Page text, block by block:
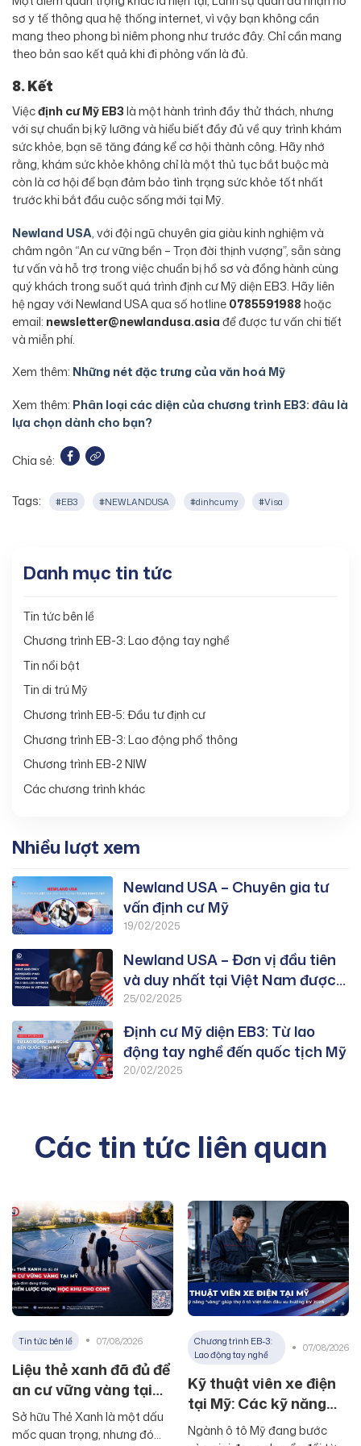
sơ y tế thông qua hệ thống internet, vì vậy bạn không cần
mang theo phong bì niêm phong như trước đây. Chỉ cần mang
theo bản sao kết quả khi đi phỏng vấn là đủ.
8. Kết
Việcđịnh cư Mỹ EB3là một hành trình đầy thử thách, nhưng
với sự chuẩn bị kỹ lưỡng và hiểu biết đầy đủ về quy trình khám
sức khỏe, bạn sẽ tăng đáng kể cơ hội thành công. Hãy nhớ
rằng, khám sức khỏe không chỉ là một thủ tục bắt buộc mà
còn là cơ hội để bạn đảm bảo tình trạng sức khỏe tốt nhất
trước khi bắt đầu cuộc sống mới tại Mỹ.
Newland USA, với đội ngũ chuyên gia giàu kinh nghiệm và
châm ngôn “An cư vững bền – Trọn đời thịnh vượng”, sẵn sàng
tư vấn và hỗ trợ trong việc chuẩn bị hồ sơ và đồng hành cùng
quý khách trong suốt quá trình định cư Mỹ diện EB3. Hãy liên
hệ ngay với Newland USA qua số hotline0785591988hoặc
email: newsletter@newlandusa.asiađể được tư vấn chi tiết
và miễn phí.
Xem thêm: Những nét đặc trưng của văn hoá Mỹ
Xem thêm: Phân loại các diện của chương trình EB3: đâu là
lựa chọn dành cho bạn?
Chia sẻ:
Tags: #EB3 #NEWLANDUSA #dinhcumy #Visa
Danh mục tin tức
Tin tức bên lề
Chương trình EB-3: Lao động tay nghề
Tin nổi bật
Tin di trú Mỹ
Chương trình EB-5: Đầu tư định cư
Chương trình EB-3: Lao động phổ thông
Chương trình EB-2 NIW
Các chương trình khác
Nhiều lượt xem
Newland USA – Chuyên gia tư
vấn định cư Mỹ
19/02/2025
Newland USA – Đơn vị đầu tiên
và duy nhất tại Việt Nam được
duyệt PWD chương trình EB-3:
25/02/2025
Định cư Mỹ diện EB3: Từ lao
động tay nghề đến quốc tịch Mỹ
20/02/2025
Các tin tức liên quan
Tin tức bên lề 07/08/2026
Liệu thẻ xanh đã đủ để
an cư vững vàng tại
Mỹ khi gia đình thiếu
chiến lược chọn học
Sở hữu Thẻ Xanh là một dấu
mốc quan trọng, nhưng đó
Chương trình EB-3:
Lao động tay nghề
07/08/2026
Kỹ thuật viên xe điện
tại Mỹ: Các kỹ năng
“vàng” giúp thợ ô tô
Ngành ô tô Mỹ đang bước